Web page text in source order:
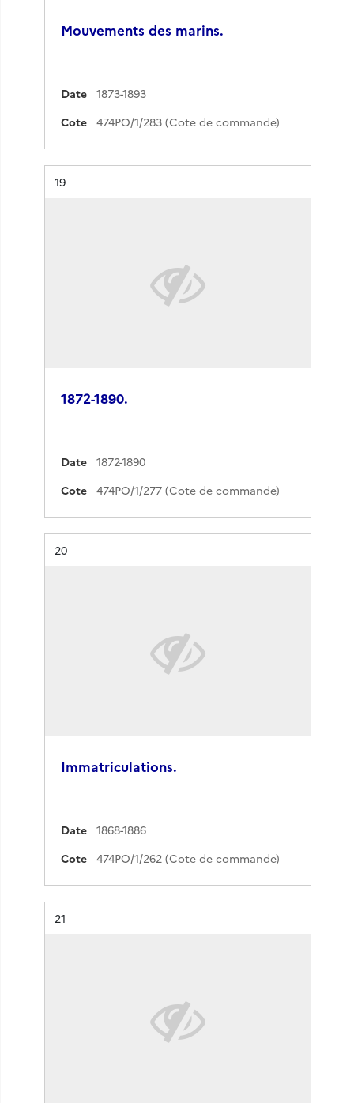
Mouvements des marins.
Date
1873-1893
Cote
474PO/1/283 (Cote de commande)
Résultat n°
19
1872-1890.
Date
1872-1890
Cote
474PO/1/277 (Cote de commande)
Résultat n°
20
Immatriculations.
Date
1868-1886
Cote
474PO/1/262 (Cote de commande)
Résultat n°
21